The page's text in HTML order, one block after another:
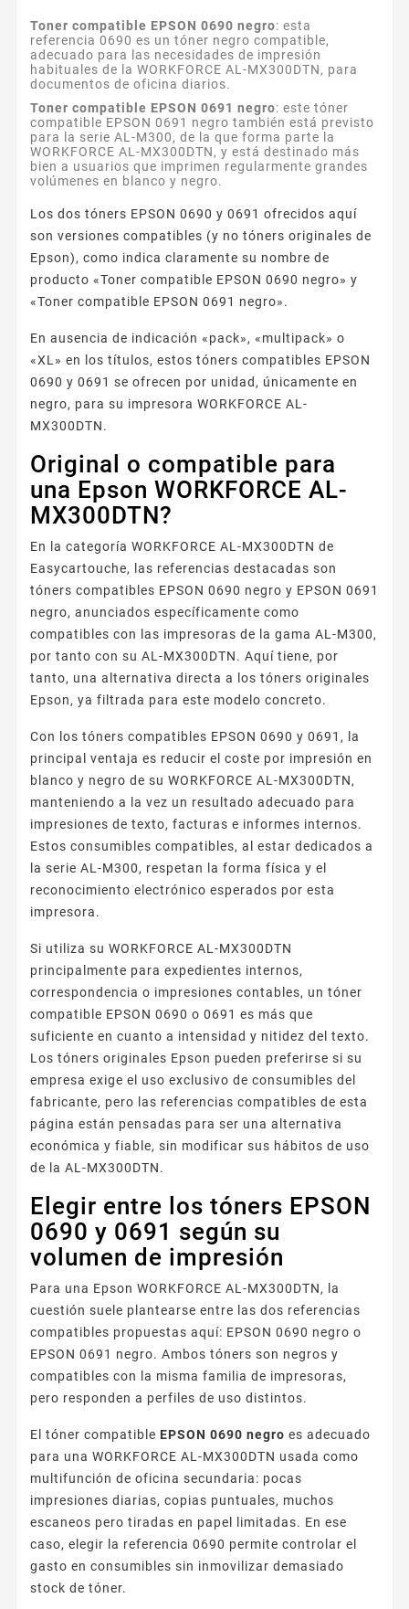
Toner compatible EPSON 0690 negro: esta
referencia 0690 es un tóner negro compatible,
adecuado para las necesidades de impresión
habituales de la WORKFORCE AL-MX300DTN, para
documentos de oficina diarios.
Toner compatible EPSON 0691 negro: este tóner
compatible EPSON 0691 negro también está previsto
para la serie AL-M300, de la que forma parte la
WORKFORCE AL-MX300DTN, y está destinado más
bien a usuarios que imprimen regularmente grandes
volúmenes en blanco y negro.
Los dos tóners EPSON 0690 y 0691 ofrecidos aquí
son versiones compatibles (y no tóners originales de
Epson), como indica claramente su nombre de
producto «Toner compatible EPSON 0690 negro» y
«Toner compatible EPSON 0691 negro».
En ausencia de indicación «pack», «multipack» o
«XL» en los títulos, estos tóners compatibles EPSON
0690 y 0691 se ofrecen por unidad, únicamente en
negro, para su impresora WORKFORCE AL-
MX300DTN.
Original o compatible para
una Epson WORKFORCE AL-
MX300DTN?
En la categoría WORKFORCE AL-MX300DTN de
Easycartouche, las referencias destacadas son
tóners compatibles EPSON 0690 negro y EPSON 0691
negro, anunciados específicamente como
compatibles con las impresoras de la gama AL-M300,
por tanto con su AL-MX300DTN. Aquí tiene, por
tanto, una alternativa directa a los tóners originales
Epson, ya filtrada para este modelo concreto.
Con los tóners compatibles EPSON 0690 y 0691, la
principal ventaja es reducir el coste por impresión en
blanco y negro de su WORKFORCE AL-MX300DTN,
manteniendo a la vez un resultado adecuado para
impresiones de texto, facturas e informes internos.
Estos consumibles compatibles, al estar dedicados a
la serie AL-M300, respetan la forma física y el
reconocimiento electrónico esperados por esta
impresora.
Si utiliza su WORKFORCE AL-MX300DTN
principalmente para expedientes internos,
correspondencia o impresiones contables, un tóner
compatible EPSON 0690 o 0691 es más que
suficiente en cuanto a intensidad y nitidez del texto.
Los tóners originales Epson pueden preferirse si su
empresa exige el uso exclusivo de consumibles del
fabricante, pero las referencias compatibles de esta
página están pensadas para ser una alternativa
económica y fiable, sin modificar sus hábitos de uso
de la AL-MX300DTN.
Elegir entre los tóners EPSON
0690 y 0691 según su
volumen de impresión
Para una Epson WORKFORCE AL-MX300DTN, la
cuestión suele plantearse entre las dos referencias
compatibles propuestas aquí: EPSON 0690 negro o
EPSON 0691 negro. Ambos tóners son negros y
compatibles con la misma familia de impresoras,
pero responden a perfiles de uso distintos.
El tóner compatible EPSON 0690 negro es adecuado
para una WORKFORCE AL-MX300DTN usada como
multifunción de oficina secundaria: pocas
impresiones diarias, copias puntuales, muchos
escaneos pero tiradas en papel limitadas. En ese
caso, elegir la referencia 0690 permite controlar el
gasto en consumibles sin inmovilizar demasiado
stock de tóner.